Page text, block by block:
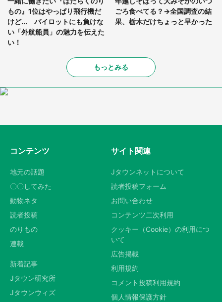
もの』1位はやっぱり飛行機だ
けど... パイロットにも負けな
い「外航船員」の魅力を伝えた
い！
ごろ食べてる？→全国調査の結
果、栃木だけちょっと早かった
もっとみる
コンテンツ
地元の話題
〇〇してみた
動物ネタ
読者投稿
のりもの
連載
新着記事
Jタウン研究所
Jタウンウィズ
サイト関連
Jタウンネットについて
読者投稿フォーム
お問い合わせ
コンテンツ二次利用
クッキー（Cookie）の利用につ
いて
広告掲載
利用規約
コメント投稿利用規約
個人情報保護方針